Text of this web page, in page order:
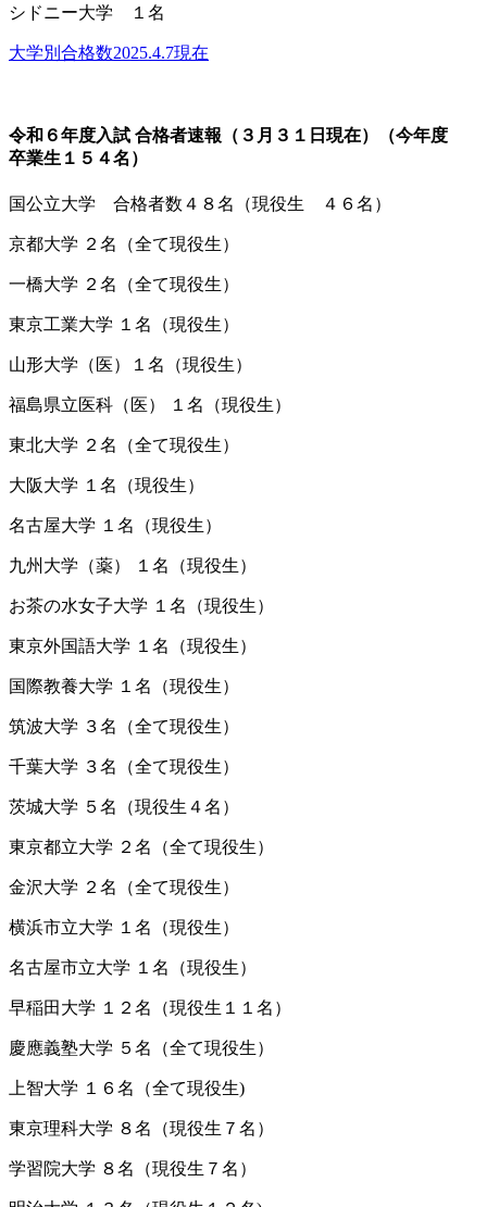
シドニー大学 １名
大学別合格数2025.4.7現在
令和６年度入試 合格者速報（３月３１日現在）（今年度
卒業生１５４名）
国公立大学 合格者数４８名（現役生 ４６名）
京都大学 ２名（全て現役生）
一橋大学 ２名（全て現役生）
東京工業大学 １名（現役生）
山形大学（医）１名（現役生）
福島県立医科（医） １名（現役生）
東北大学 ２名（全て現役生）
大阪大学 １名（現役生）
名古屋大学 １名（現役生）
九州大学（薬） １名（現役生）
お茶の水女子大学 １名（現役生）
東京外国語大学 １名（現役生）
国際教養大学 １名（現役生）
筑波大学 ３名（全て現役生）
千葉大学 ３名（全て現役生）
茨城大学 ５名（現役生４名）
東京都立大学 ２名（全て現役生）
金沢大学 ２名（全て現役生）
横浜市立大学 １名（現役生）
名古屋市立大学 １名（現役生）
早稲田大学 １２名（現役生１１名）
慶應義塾大学 ５名（全て現役生）
上智大学 １６名（全て現役生)
東京理科大学 ８名（現役生７名）
学習院大学 ８名（現役生７名）